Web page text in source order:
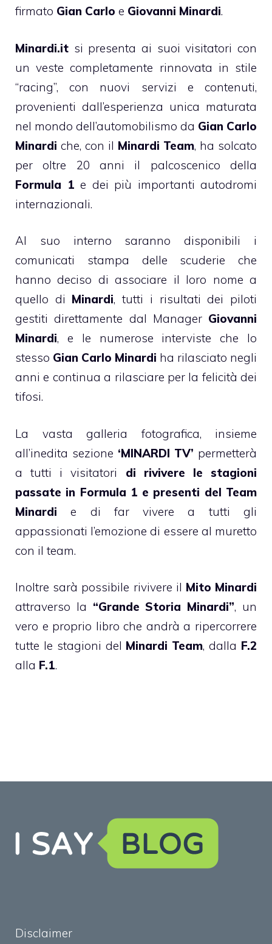
firmato Gian Carlo e Giovanni Minardi.
Minardi.it si presenta ai suoi visitatori con
un veste completamente rinnovata in stile
“racing”, con nuovi servizi e contenuti,
provenienti dall’esperienza unica maturata
nel mondo dell’automobilismo da Gian Carlo
Minardi che, con il Minardi Team, ha solcato
per oltre 20 anni il palcoscenico della
Formula 1 e dei più importanti autodromi
internazionali.
Al suo interno saranno disponibili i
comunicati stampa delle scuderie che
hanno deciso di associare il loro nome a
quello di Minardi, tutti i risultati dei piloti
gestiti direttamente dal Manager Giovanni
Minardi, e le numerose interviste che lo
stesso Gian Carlo Minardi ha rilasciato negli
anni e continua a rilasciare per la felicità dei
tifosi.
La vasta galleria fotografica, insieme
all’inedita sezione ‘MINARDI TV’ permetterà
a tutti i visitatori di rivivere le stagioni
passate in Formula 1 e presenti del Team
Minardi e di far vivere a tutti gli
appassionati l’emozione di essere al muretto
con il team.
Inoltre sarà possibile rivivere il Mito Minardi
attraverso la “Grande Storia Minardi”, un
vero e proprio libro che andrà a ripercorrere
tutte le stagioni del Minardi Team, dalla F.2
alla F.1.
Disclaimer